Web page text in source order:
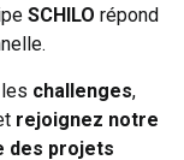
SCHILO répond
challenges,
rejoignez notre
des projets